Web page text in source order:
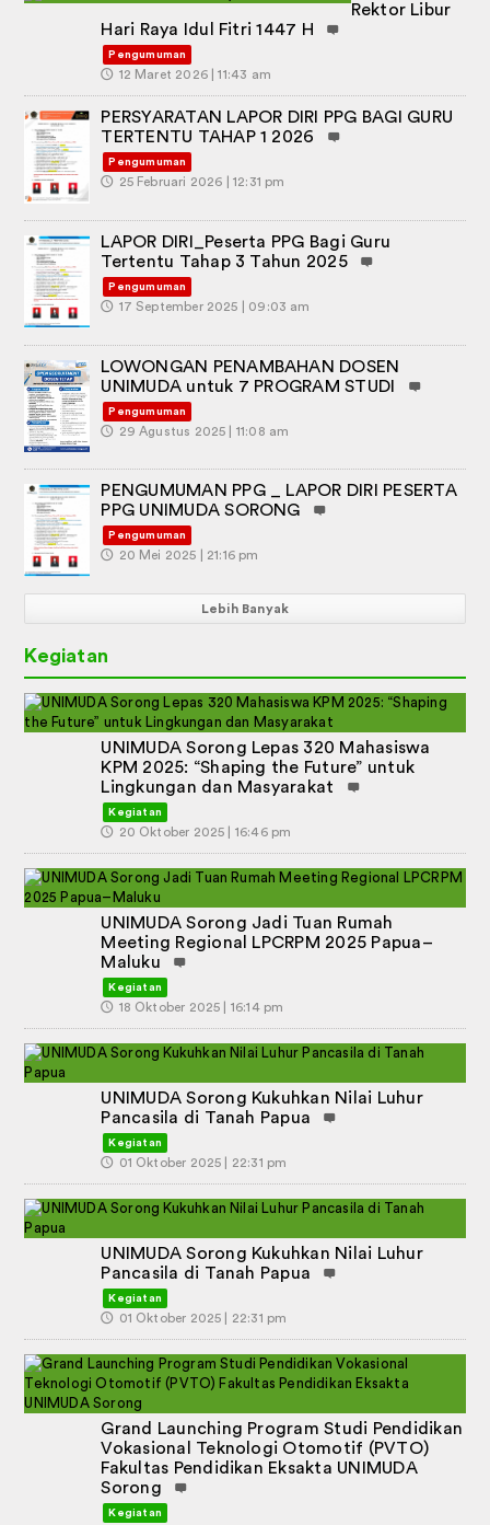
Rektor Libur
Hari Raya Idul Fitri 1447 H
Pengumuman
🕔 12 Maret 2026 | 11:43 am
PERSYARATAN LAPOR DIRI PPG BAGI GURU
TERTENTU TAHAP 1 2026
Pengumuman
🕔 25 Februari 2026 | 12:31 pm
LAPOR DIRI_Peserta PPG Bagi Guru
Tertentu Tahap 3 Tahun 2025
Pengumuman
🕔 17 September 2025 | 09:03 am
LOWONGAN PENAMBAHAN DOSEN
UNIMUDA untuk 7 PROGRAM STUDI
Pengumuman
🕔 29 Agustus 2025 | 11:08 am
PENGUMUMAN PPG _ LAPOR DIRI PESERTA
PPG UNIMUDA SORONG
Pengumuman
🕔 20 Mei 2025 | 21:16 pm
Lebih Banyak
Kegiatan
UNIMUDA Sorong Lepas 320 Mahasiswa
KPM 2025: “Shaping the Future” untuk
Lingkungan dan Masyarakat
Kegiatan
🕔 20 Oktober 2025 | 16:46 pm
UNIMUDA Sorong Jadi Tuan Rumah
Meeting Regional LPCRPM 2025 Papua–
Maluku
Kegiatan
🕔 18 Oktober 2025 | 16:14 pm
UNIMUDA Sorong Kukuhkan Nilai Luhur
Pancasila di Tanah Papua
Kegiatan
🕔 01 Oktober 2025 | 22:31 pm
UNIMUDA Sorong Kukuhkan Nilai Luhur
Pancasila di Tanah Papua
Kegiatan
🕔 01 Oktober 2025 | 22:31 pm
Grand Launching Program Studi Pendidikan
Vokasional Teknologi Otomotif (PVTO)
Fakultas Pendidikan Eksakta UNIMUDA
Sorong
Kegiatan